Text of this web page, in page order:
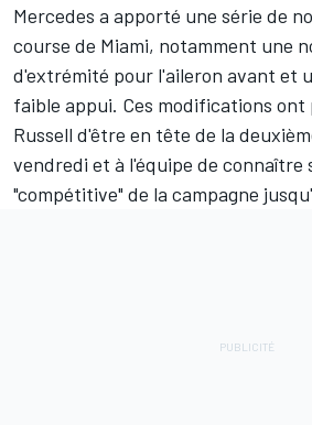
Mercedes a apporté une série de
course de Miami, notamment une
d'extrémité pour l'aileron avant et
faible appui. Ces modifications ont
Russell d'être en tête de la
vendredi et à l'équipe de connaître
"compétitive" de la campagne